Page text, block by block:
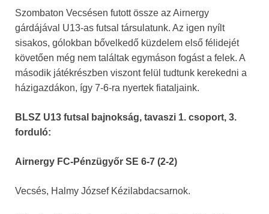
Szombaton Vecsésen futott össze az Airnergy
gárdájával U13-as futsal társulatunk. Az igen nyílt
sisakos, gólokban bővelkedő küzdelem első félidejét
követően még nem találtak egymáson fogást a felek. A
második játékrészben viszont felül tudtunk kerekedni a
házigazdákon, így 7-6-ra nyertek fiataljaink.
BLSZ U13 futsal bajnokság, tavaszi 1. csoport, 3.
forduló:
Airnergy FC-Pénzügyőr SE 6-7 (2-2)
Vecsés, Halmy József Kézilabdacsarnok.